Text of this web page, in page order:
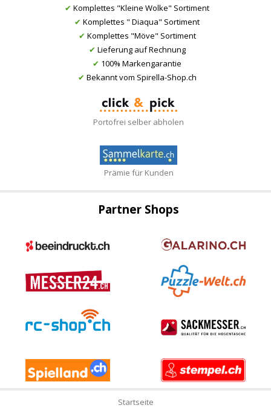
✔ Komplettes "Kleine Wolke" Sortiment
✔ Komplettes " Diaqua" Sortiment
✔ Komplettes "Möve" Sortiment
✔ Lieferung auf Rechnung
✔ 100% Markengarantie
✔ Bekannt vom Spirella-Shop.ch
Portofrei selber abholen
Prämie für Kunden
Partner Shops
Startseite